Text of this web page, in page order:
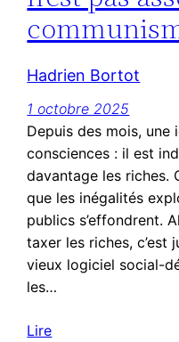
Hadrien Bortot
1 octobre 2025
Depuis des mois, une
consciences : il est
davantage les riches.
que les inégalités
publics s’effondrent.
taxer les riches, c’est
vieux logiciel social-
les…
Lire